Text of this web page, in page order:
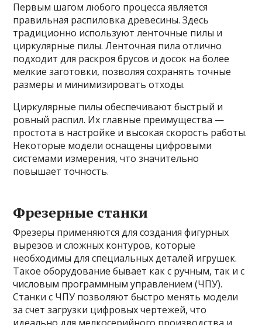
Первым шагом любого процесса является
правильная распиловка древесины. Здесь
традиционно используют ленточные пилы и
циркулярные пилы. Ленточная пила отлично
подходит для раскроя брусов и досок на более
мелкие заготовки, позволяя сохранять точные
размеры и минимизировать отходы.
Циркулярные пилы обеспечивают быстрый и
ровный распил. Их главные преимущества —
простота в настройке и высокая скорость работы.
Некоторые модели оснащены цифровыми
системами измерения, что значительно
повышает точность.
Фрезерные станки
Фрезеры применяются для создания фигурных
вырезов и сложных контуров, которые
необходимы для специальных деталей игрушек.
Такое оборудование бывает как с ручным, так и с
числовым программным управлением (ЧПУ).
Станки с ЧПУ позволяют быстро менять модели
за счет загрузки цифровых чертежей, что